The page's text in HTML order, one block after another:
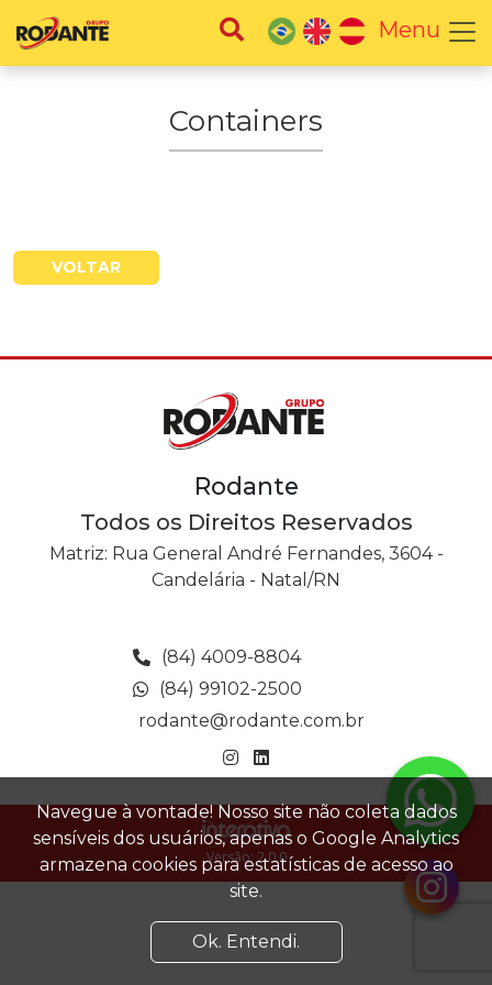
Menu
Containers
VOLTAR
Rodante
Todos os Direitos Reservados
Matriz: Rua General André Fernandes, 3604 -
Candelária - Natal/RN
(84) 4009-8804
(84) 99102-2500
rodante@rodante.com.br
Versão: 2.0.0
Navegue à vontade! Nosso site não coleta dados
sensíveis dos usuários, apenas o Google Analytics
armazena cookies para estatísticas de acesso ao
site.
Ok. Entendi.